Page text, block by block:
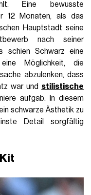
Eine bewusste
12 Monaten, als das
Hauptstadt seine
nach seiner
schien Schwarz eine
Möglichkeit, die
abzulenken, dass
war und stilistische
aufgab. In diesem
schwarze Ästhetik zu
Detail sorgfältig